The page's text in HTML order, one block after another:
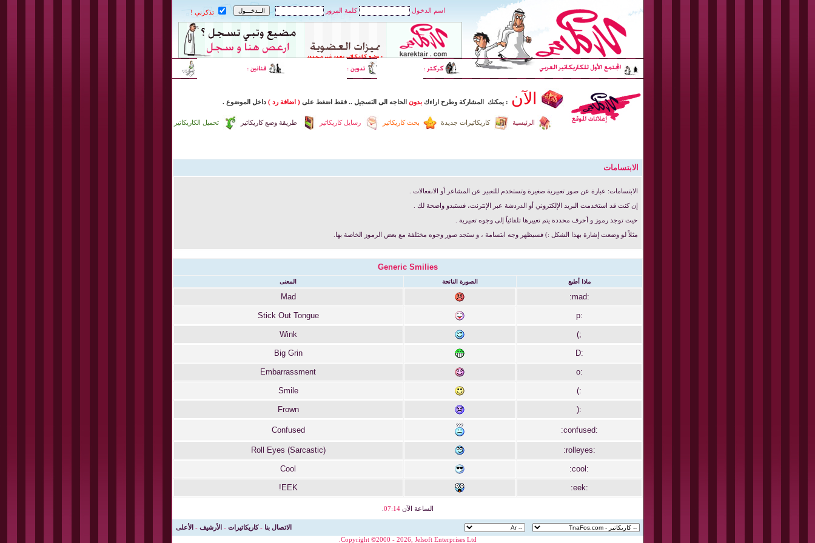
اسم الدخول كلمة المرور تذكرني !
الآن : يمكنك المشاركة وطرح اراءك بدون الحاجه الى التسجيل .. فقط اضغط على ( اضافة رد ) داخل الموضوع .
تحميل الكاريكاتير طريقة وضع كاريكاتير رسايل كاريكاتير بحث كاريكاتير كاريكاتيرات جديدة الرئيسية
الابتسامات
الابتسامات: عبارة عن صور تعبيرية صغيرة وتستخدم للتعبير عن المشاعر أو الانفعالات .
إن كنت قد استخدمت البريد الإلكتروني أو الدردشة عبر الإنترنت، فستبدو واضحة لك .
حيث توجد رموز و أحرف محددة يتم تغييرها تلقائياً إلى وجوه تعبيرية .
مثلاً لو وضعت إشارة بهذا الشكل :) فسيظهر وجه ابتسامة ، و ستجد صور وجوه مختلفة مع بعض الرموز الخاصة بها.
Generic Smilies
ماذا أطبع الصورة الناتجة المعنى
:mad:
Mad
:p
Stick Out Tongue
;)
Wink
:D
Big Grin
:o
Embarrassment
:)
Smile
:(
Frown
:confused:
Confused
:rolleyes:
Roll Eyes (Sarcastic)
:cool:
Cool
:eek:
EEK!
الساعة الآن07:14
الاتصال بنا -كاريكاتيرات - الأرشيف - الأعلى
Copyright ©2000 - 2026, Jelsoft Enterprises Ltd.